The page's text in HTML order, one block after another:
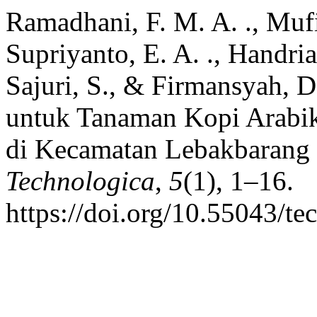
Ramadhani, F. M. A. .,
Supriyanto, E. A. .,
Sajuri, S., & Firmansyah,
untuk Tanaman Kopi
di Kecamatan
Technologica, 5(1), 1–16.
https://doi.org/10.55043/